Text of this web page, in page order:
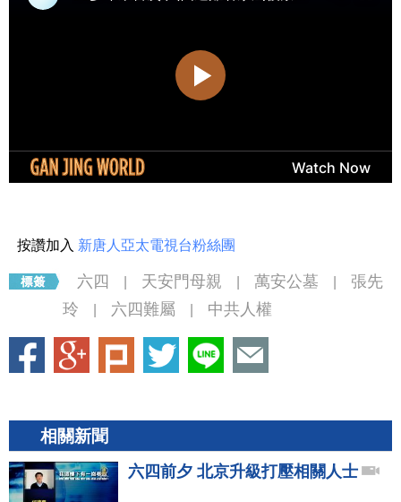
按讚加入 新唐人亞太電視台粉絲團
六四 天安門母親 萬安公墓
張先
玲
六四難屬 中共人權
相關新聞
六四前夕 北京升級打壓相關人士